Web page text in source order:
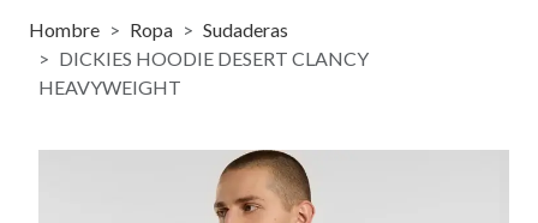
Hombre Ropa
Sudaderas
DICKIES HOODIE DESERT CLANCY
HEAVYWEIGHT